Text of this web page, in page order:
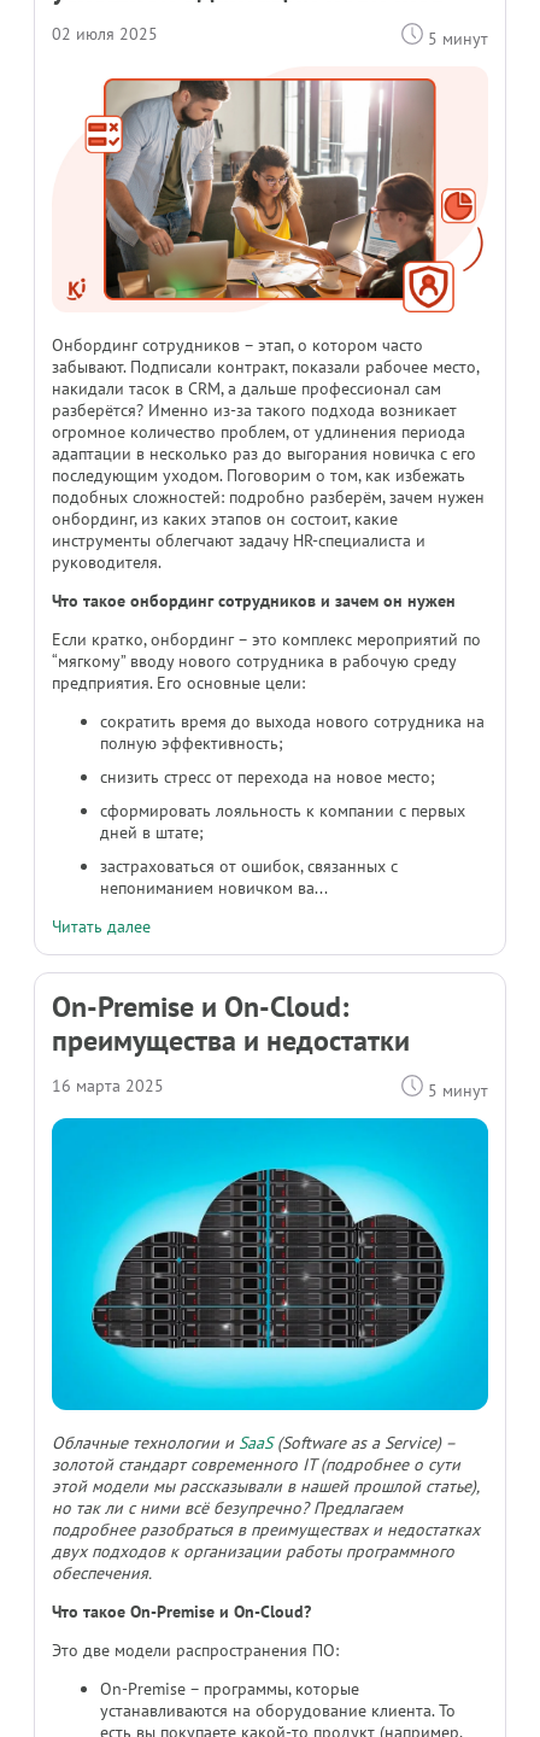
02 июля 2025 5 минут
Онбординг сотрудников – этап, о котором часто
забывают. Подписали контракт, показали рабочее место,
накидали тасок в CRM, а дальше профессионал сам
разберётся? Именно из-за такого подхода возникает
огромное количество проблем, от удлинения периода
адаптации в несколько раз до выгорания новичка с его
последующим уходом. Поговорим о том, как избежать
подобных сложностей: подробно разберём, зачем нужен
онбординг, из каких этапов он состоит, какие
инструменты облегчают задачу HR-специалиста и
руководителя.
Что такое онбординг сотрудников и зачем он нужен
Если кратко, онбординг – это комплекс мероприятий по
“мягкому” вводу нового сотрудника в рабочую среду
предприятия. Его основные цели:
сократить время до выхода нового сотрудника на
полную эффективность;
снизить стресс от перехода на новое место;
сформировать лояльность к компании с первых
дней в штате;
застраховаться от ошибок, связанных с
непониманием новичком ва...
Читать далее
On-Premise и On-Cloud:
преимущества и недостатки
16 марта 2025 5 минут
Облачные технологии и SaaS(Software as a Service) –
золотой стандарт современного IT (подробнее о сути
этой модели мы рассказывали в нашей прошлой статье),
но так ли с ними всё безупречно? Предлагаем
подробнее разобраться в преимуществах и недостатках
двух подходов к организации работы программного
обеспечения.
Что такое On-Premise и On-Cloud?
Это две модели распространения ПО:
On-Premise – программы, которые
устанавливаются на оборудование клиента. То
есть вы покупаете какой-то продукт (например,